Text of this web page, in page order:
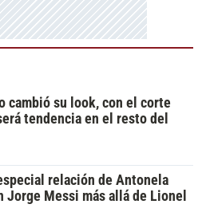
cambió su look, con el corte
tendencia en el resto del
relación de Antonela
Jorge Messi más allá de Lionel